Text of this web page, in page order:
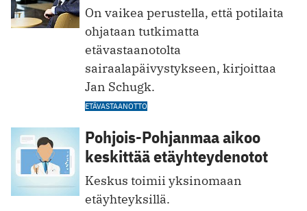
On vaikea perustella, että potilaita
ohjataan tutkimatta
etävastaanotolta
sairaalapäivystykseen, kirjoittaa
Jan Schugk.
ETÄVASTAANOTTO
Pohjois-Pohjanmaa aikoo
keskittää etäyhteydenotot
Keskus toimii yksinomaan
etäyhteyksillä.